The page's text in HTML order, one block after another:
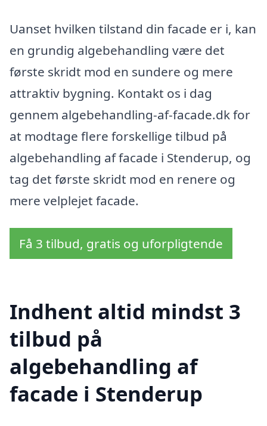
Uanset hvilken tilstand din facade er i, kan
en grundig algebehandling være det
første skridt mod en sundere og mere
attraktiv bygning. Kontakt os i dag
gennem algebehandling-af-facade.dk for
at modtage flere forskellige tilbud på
algebehandling af facade i Stenderup, og
tag det første skridt mod en renere og
mere velplejet facade.
Få 3 tilbud, gratis og uforpligtende
Indhent altid mindst 3
tilbud på
algebehandling af
facade i Stenderup